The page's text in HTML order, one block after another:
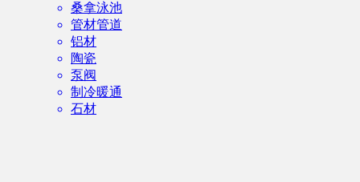
桑拿泳池
管材管道
铝材
陶瓷
泵阀
制冷暖通
石材